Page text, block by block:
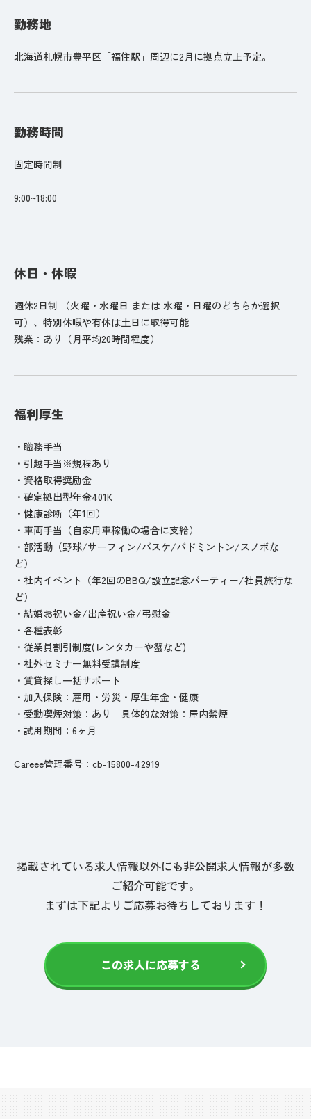
勤務地
北海道札幌市豊平区「福住駅」周辺に2月に拠点立上予定。
勤務時間
固定時間制
9:00~18:00
休日・休暇
週休2日制 （火曜・水曜日 または 水曜・日曜のどちらか選択
可）、特別休暇や有休は土日に取得可能
残業：あり（月平均20時間程度）
福利厚生
・職務手当
・引越手当※規程あり
・資格取得奨励金
・確定拠出型年金401K
・健康診断（年1回）
・車両手当（自家用車稼働の場合に支給）
・部活動（野球/サーフィン/バスケ/バドミントン/スノボな
ど）
・社内イベント（年2回のBBQ/設立記念パーティー/社員旅行な
ど）
・結婚お祝い金/出産祝い金/弔慰金
・各種表彰
・従業員割引制度(レンタカーや蟹など)
・社外セミナー無料受講制度
・賃貸探し一括サポート
・加入保険：雇用・労災・厚生年金・健康
・受動喫煙対策：あり 具体的な対策：屋内禁煙
・試用期間：6ヶ月
Careee管理番号：cb-15800-42919
掲載されている求人情報以外にも非公開求人情報が多数
ご紹介可能です。
まずは下記よりご応募お待ちしております！
この求人に応募する